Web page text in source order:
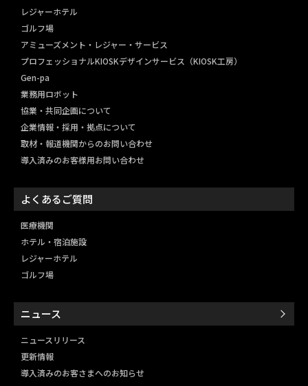
レジャーホテル
ゴルフ場
アミューズメント・レジャー・ サービス
プロフェッショナルKIOSKデザインサービス（KIOSK工房）
Gen-pa
業務用ロボット
協業・共同企画について
企業情報・採用・拠点について
取材・報道機関からのお問い合わせ
導入済みのお客様用お問い合わせ
よくあるご質問
医療機関
ホテル・宿泊施設
レジャーホテル
ゴルフ場
ニュース
ニュースリリース
更新情報
導入済みのお客さまへのお知らせ